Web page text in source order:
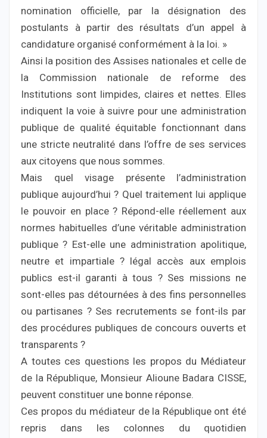
nomination officielle, par la désignation des
postulants à partir des résultats d’un appel à
candidature organisé conformément à la loi. »
Ainsi la position des Assises nationales et celle de
la Commission nationale de reforme des
Institutions sont limpides, claires et nettes. Elles
indiquent la voie à suivre pour une administration
publique de qualité équitable fonctionnant dans
une stricte neutralité dans l’offre de ses services
aux citoyens que nous sommes.
Mais quel visage présente l’administration
publique aujourd’hui ? Quel traitement lui applique
le pouvoir en place ? Répond-elle réellement aux
normes habituelles d’une véritable administration
publique ? Est-elle une administration apolitique,
neutre et impartiale ? légal accès aux emplois
publics est-il garanti à tous ? Ses missions ne
sont-elles pas détournées à des fins personnelles
ou partisanes ? Ses recrutements se font-ils par
des procédures publiques de concours ouverts et
transparents ?
A toutes ces questions les propos du Médiateur
de la République, Monsieur Alioune Badara CISSE,
peuvent constituer une bonne réponse.
Ces propos du médiateur de la République ont été
repris dans les colonnes du quotidien